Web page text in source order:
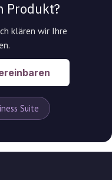
Produkt?
klären wir Ihre
Suite